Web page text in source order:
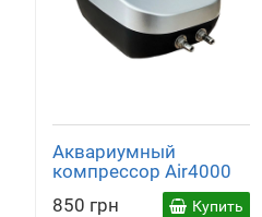
Аквариумный
компрессор Air4000
850 грн
Купить